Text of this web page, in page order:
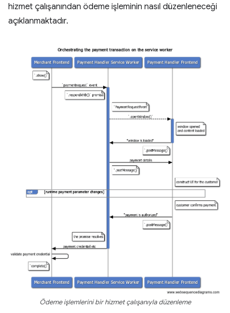
hizmet çalışanından ödeme işleminin nasıl düzenleneceği
açıklanmaktadır.
Ödeme işlemlerini bir hizmet çalışanıyla düzenleme